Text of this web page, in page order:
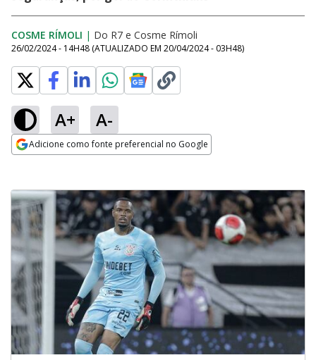
COSME RÍMOLI | Do R7 e Cosme Rímoli
26/02/2024 - 14H48 (ATUALIZADO EM 20/04/2024 - 03H48)
A+ A-
Adicione como fonte preferencial no Google